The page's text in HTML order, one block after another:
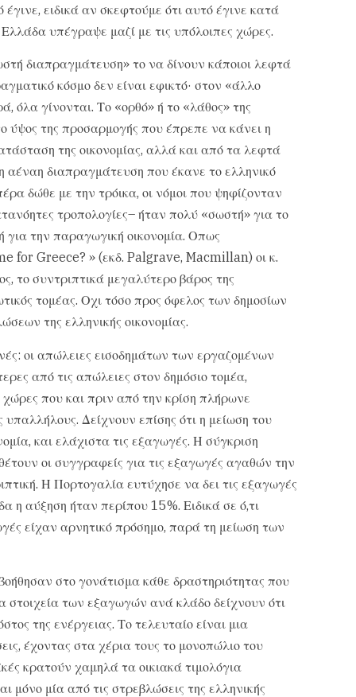
ειδικά αν σκεφτούμε ότι αυτό έγινε κατά
υπέγραψε μαζί με τις υπόλοιπες χώρες.
διαπραγμάτευση» το να δίνουν κάποιοι λεφτά
κόσμο δεν είναι εφικτό· στον «άλλο
όλα γίνονται. Το «ορθό» ή το «λάθος» της
ύψος της προσαρμογής που έπρεπε να κάνει η
της οικονομίας, αλλά και από τα λεφτά
διαπραγμάτευση που έκανε το ελληνικό
δώθε με την τρόικα, οι νόμοι που ψηφίζονταν
τροπολογίες– ήταν πολύ «σωστή» για το
την παραγωγική οικονομία. Οπως
for Greece? » (εκδ. Palgrave, Macmillan) οι κ.
το συντριπτικά μεγαλύτερο βάρος της
τομέας. Οχι τόσο προς όφελος των δημοσίων
της ελληνικής οικονομίας.
οι απώλειες εισοδημάτων των εργαζομένων
από τις απώλειες στον δημόσιο τομέα,
που και πριν από την κρίση πλήρωνε
Δείχνουν επίσης ότι η μείωση του
και ελάχιστα τις εξαγωγές. Η σύγκριση
οι συγγραφείς για τις εξαγωγές αγαθών την
Η Πορτογαλία ευτύχησε να δει τις εξαγωγές
αύξηση ήταν περίπου 15%. Ειδικά σε ό,τι
είχαν αρνητικό πρόσημο, παρά τη μείωση των
στο γονάτισμα κάθε δραστηριότητας που
των εξαγωγών ανά κλάδο δείχνουν ότι
της ενέργειας. Το τελευταίο είναι μια
έχοντας στα χέρια τους το μονοπώλιο του
κρατούν χαμηλά τα οικιακά τιμολόγια
μόνο μία από τις στρεβλώσεις της ελληνικής